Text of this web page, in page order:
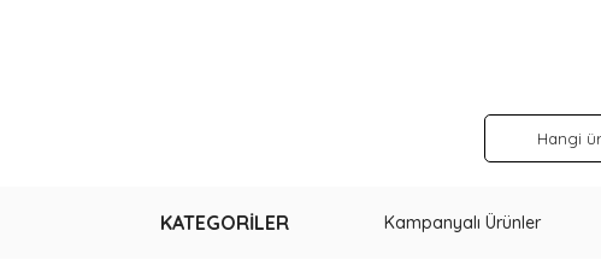
KATEGORİLER Kampanyalı Ürünler